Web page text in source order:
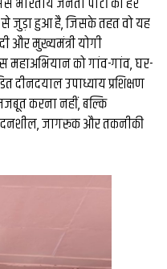
से जुड़ा हुआ है, जिसके तहत वो यह
और मुख्यमंत्री योगी
महाअभियान को गांव-गांव, घर-
दीनदयाल उपाध्याय प्रशिक्षण
करना नहीं, बल्कि
जागरूक और तकनीकी